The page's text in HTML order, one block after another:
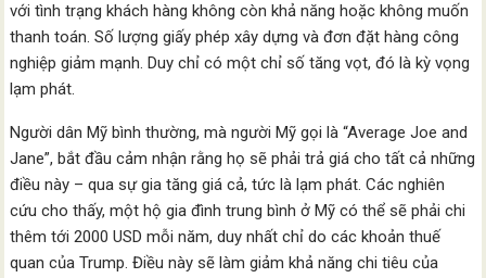
với tình trạng khách hàng không còn khả năng hoặc không muốn
thanh toán. Số lượng giấy phép xây dựng và đơn đặt hàng công
nghiệp giảm mạnh. Duy chỉ có một chỉ số tăng vọt, đó là kỳ vọng
lạm phát.
Người dân Mỹ bình thường, mà người Mỹ gọi là “Average Joe and
Jane”, bắt đầu cảm nhận rằng họ sẽ phải trả giá cho tất cả những
điều này – qua sự gia tăng giá cả, tức là lạm phát. Các nghiên
cứu cho thấy, một hộ gia đình trung bình ở Mỹ có thể sẽ phải chi
thêm tới 2000 USD mỗi năm, duy nhất chỉ do các khoản thuế
quan của Trump. Điều này sẽ làm giảm khả năng chi tiêu của